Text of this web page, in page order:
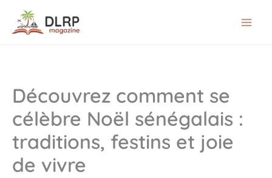
Découvrez comment se
célèbre Noël sénégalais :
traditions, festins et joie
de vivre